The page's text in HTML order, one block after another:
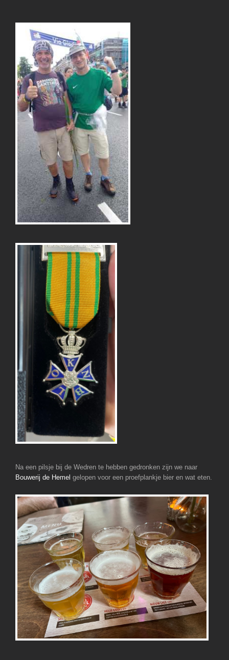
Na een pilsje bij de Wedren te hebben gedronken zijn we naar
Bouwerij de Hemel gelopen voor een proefplankje bier en wat eten.